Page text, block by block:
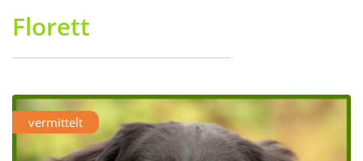
Florett
vermittelt